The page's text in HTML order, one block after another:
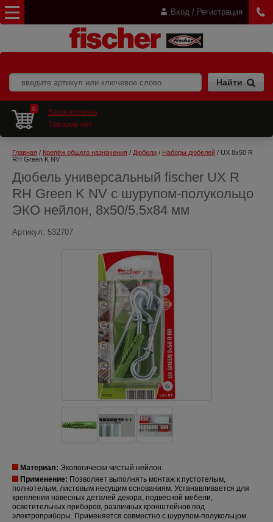
Вход / Регистрация
0 Ваша корзина
Товаров нет
Главная / Крепёж общего назначения / Дюбели / Наборы дюбелей / UX 8x50 R
RH Green K NV
Дюбель универсальный fischer UX R
RH Green K NV с шурупом-полукольцо
ЭКО нейлон, 8x50/5.5x84 мм
Артикул: 532707
Материал: Экологически чистый нейлон.
Применение: Позволяет выполнять монтаж к пустотелым,
полнотелым, листовым несущим основаниям. Устанавливается для
крепления навесных деталей декора, подвесной мебели,
осветительных приборов, различных кронштейнов под
электроприборы. Применяется совместно с шурупом-полукольцом.